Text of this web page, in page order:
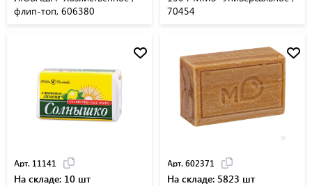
флип-топ, 606380
70454
Арт. 11141
На складе: 10 шт
Арт. 602371
На складе: 5823 шт